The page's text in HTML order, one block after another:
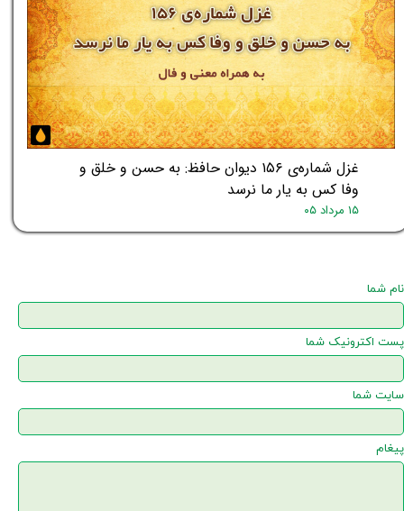
غزل شماره‌ی ۱۵۶ دیوان حافظ: به حسن و خلق و
وفا کس به یار ما نرسد
۱۵ مرداد ۰۵
نام شما
پست اکترونیک شما
سایت شما
پیغام